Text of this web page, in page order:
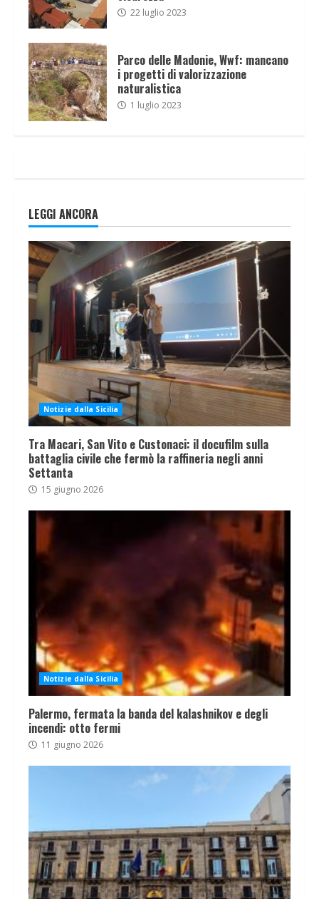
22 luglio 2023
Parco delle Madonie, Wwf: mancano
i progetti di valorizzazione
naturalistica
1 luglio 2023
LEGGI ANCORA
Notizie dalla Sicilia
Tra Macari, San Vito e Custonaci: il docufilm sulla
battaglia civile che fermò la raffineria negli anni
Settanta
15 giugno 2026
Notizie dalla Sicilia
Palermo, fermata la banda del kalashnikov e degli
incendi: otto fermi
11 giugno 2026